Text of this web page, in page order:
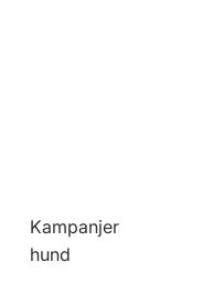
Kampanjer
hund